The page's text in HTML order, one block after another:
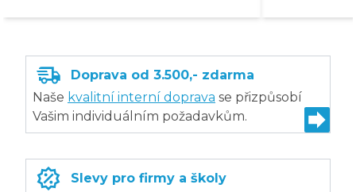
nesou
Doprava od 3.500,- zdarma
Naše kvalitní interní doprava se přizpůsobí
Vašim individuálním požadavkům.
Slevy pro firmy a školy